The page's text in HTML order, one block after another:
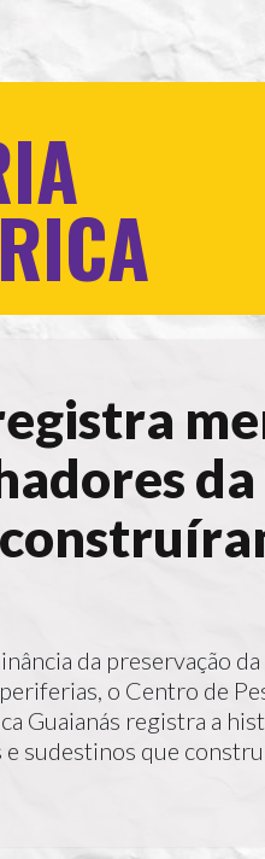
da
da preservação
o Centro de
Guaianás registra a
sudestinos que